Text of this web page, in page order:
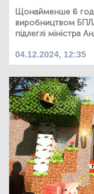
Щонайменше 6
виробництвом
підлеглі міністра
04.12.2024, 12:35